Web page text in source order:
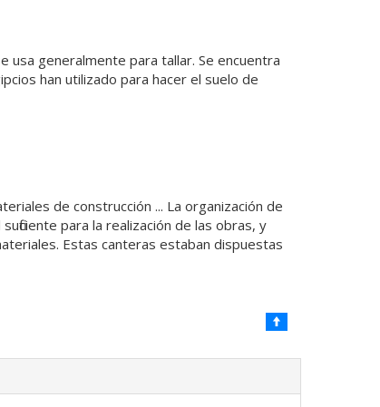
usa generalmente para tallar. Se encuentra
han utilizado para hacer el suelo de
de construcción ... La organización de
para la realización de las obras, y
Estas canteras estaban dispuestas